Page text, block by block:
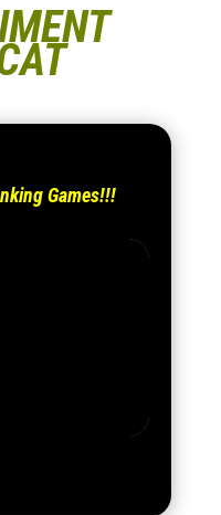
Games!!!